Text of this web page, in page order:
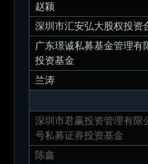
赵颍
深圳市汇安弘大股权投资
广东璟诚私募基金管理有
投资基金
兰涛
深圳市君赢投资管理有限
号私募证券投资基金
陈鑫